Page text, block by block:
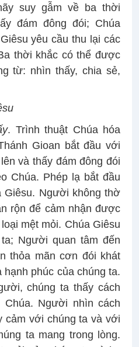
suy gẫm về ba thời
đám đông đói; Chúa
yêu cầu thu lại các
thời khắc có thể được
từ: nhìn thấy, chia sẻ,
. Trình thuật Chúa hóa
Gioan bắt đầu với
và thấy đám đông đói
Chúa. Phép lạ bắt đầu
Giêsu. Người không thờ
rộn để cảm nhận được
mệt mỏi. Chúa Giêsu
Người quan tâm đến
thỏa mãn cơn đói khát
phúc của chúng ta.
chúng ta thấy cách
Chúa. Người nhìn cách
cảm với chúng ta và với
ta mang trong lòng.